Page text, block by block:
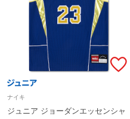
ナイキ
ジュニア ジョーダンエッセンシャ